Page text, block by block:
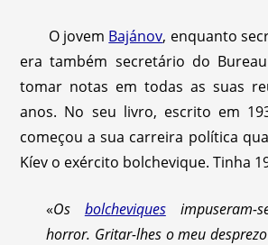
O jovem Bajánov, enquanto
era também secretário do
tomar notas em todas as suas
anos. No seu livro, escrito em
começou a sua carreira política
Kíev o exército bolchevique. Tinha
«Os bolcheviquesimpuseram-
horror. Gritar-lhes o meu